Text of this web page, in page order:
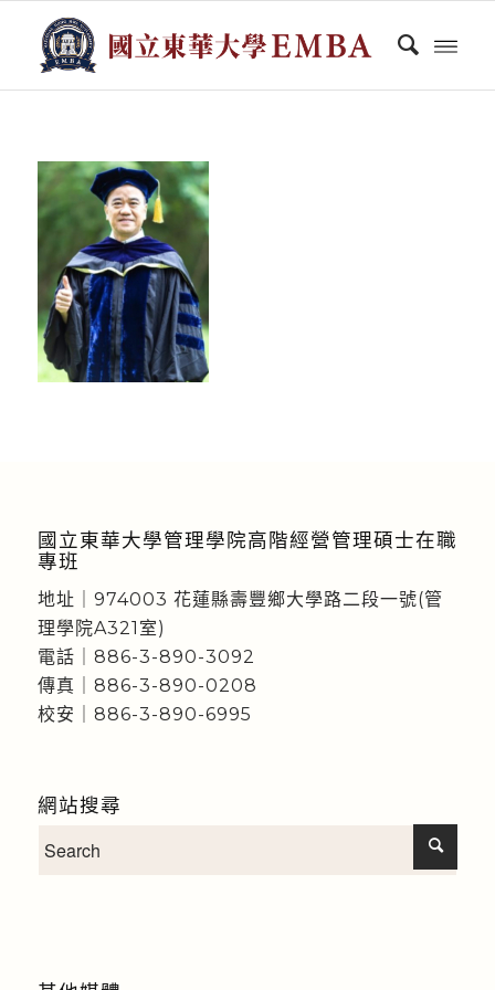
國立東華大學管理學院高階經營管理碩士在職
專班
地址｜974003 花蓮縣壽豐鄉大學路二段一號(管
理學院A321室)
電話｜886-3-890-3092
傳真｜886-3-890-0208
校安｜886-3-890-6995
網站搜尋